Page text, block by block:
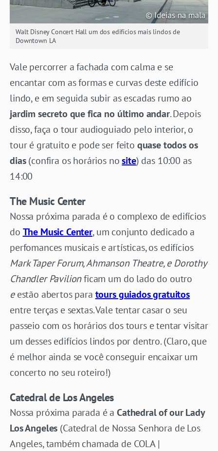
Walt Disney Concert Hall um dos edifícios mais lindos de
Downtown LA
Vale percorrer a fachada com calma e se
encantar com as formas e curvas deste edifício
lindo, e em seguida subir as escadas rumo ao
jardim secreto que fica no último andar. Depois
disso, faça o tour audioguiado pelo interior, o
tour é gratuito e pode ser feito quase todos os
dias(confira os horários nosite) das 10:00 as
14:00
The Music Center
Nossa próxima parada é o complexo de edifícios
do The Music Center, um conjunto dedicado a
perfomances musicais e artísticas, os edifícios
Mark Taper Forum, Ahmanson Theatre, e Dorothy
Chandler Pavilionficam um do lado do outro
eestão abertos para tours guiados gratuitos
entre terças e sextas. Vale tentar casar o seu
passeio com os horários dos tours e tentar visitar
um desses edifícios lindos por dentro. (Claro, que
é melhor ainda se você conseguir encaixar um
concerto no seu roteiro!)
Catedral de Los Angeles
Nossa próxima parada é a Cathedral of our Lady
Los Angeles (Catedral de Nossa Senhora de Los
Angeles, também chamada de COLA |